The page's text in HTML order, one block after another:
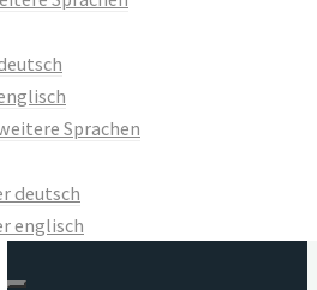
Sprachen
deutsch
englisch
AGB
Datenschutz
Vertrag widerrufen
© 2023–2026 Verlag Meiga